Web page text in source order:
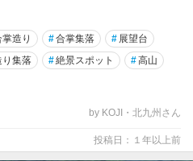
掌造り #合掌集落 # 展望台
り集落 #絶景スポット #高山
by KOJI・北九州さん
投稿日：１年以上前